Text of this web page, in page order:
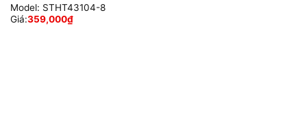
Model: STHT43104-8
Giá:359,000₫